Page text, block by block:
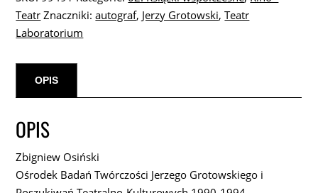
i
poszukiwań
kulturowych
1990-
[autograf]
Teatr Znaczniki:autograf, Jerzy Grotowski,Teatr
Laboratorium
OPIS
OPIS
Zbigniew Osiński
Ośrodek Badań Twórczości Jerzego Grotowskiego i